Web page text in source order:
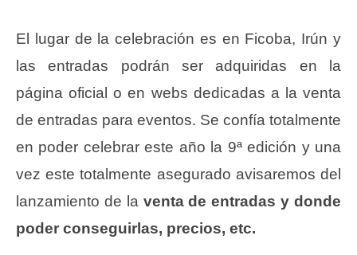
El lugar de la celebración es en Ficoba, Irún y
las entradas podrán ser adquiridas en la
página oficial o en webs dedicadas a la venta
de entradas para eventos. Se confía totalmente
en poder celebrar este año la 9ª edición y una
vez este totalmente asegurado avisaremos del
lanzamiento de la venta de entradas y donde
poder conseguirlas, precios, etc.